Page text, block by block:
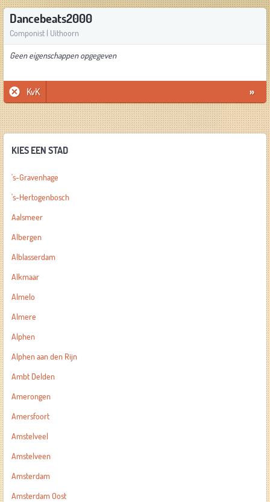
Dancebeats2000
Componist | Uithoorn
Geen eigenschappen opgegeven
KvK »
KIES EEN STAD
's-Gravenhage
's-Hertogenbosch
Aalsmeer
Albergen
Alblasserdam
Alkmaar
Almelo
Almere
Alphen
Alphen aan den Rijn
Ambt Delden
Amerongen
Amersfoort
Amstelveel
Amstelveen
Amsterdam
Amsterdam Oost